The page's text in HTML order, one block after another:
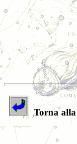
Torna alla